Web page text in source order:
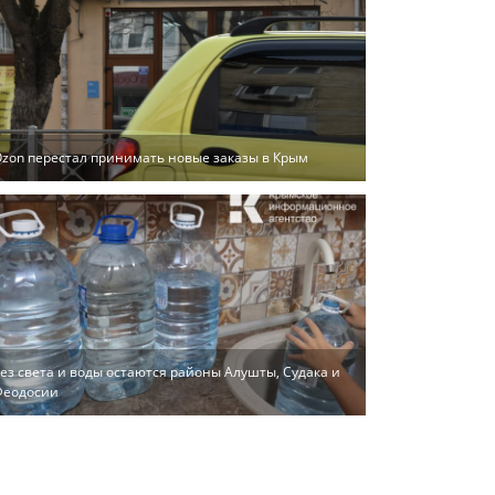
перестал принимать новые заказы в Крым
света и воды остаются районы Алушты, Судака и